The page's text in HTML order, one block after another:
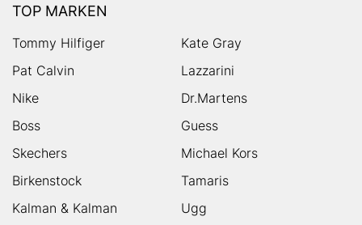
TOP MARKEN
Tommy Hilfiger
Kate Gray
Pat Calvin
Lazzarini
Nike
Dr.Martens
Boss
Guess
Skechers
Michael Kors
Birkenstock
Tamaris
Kalman & Kalman
Ugg